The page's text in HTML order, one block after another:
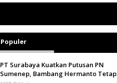
Populer
PT Surabaya Kuatkan Putusan PN
Sumenep, Bambang Hermanto Tetap